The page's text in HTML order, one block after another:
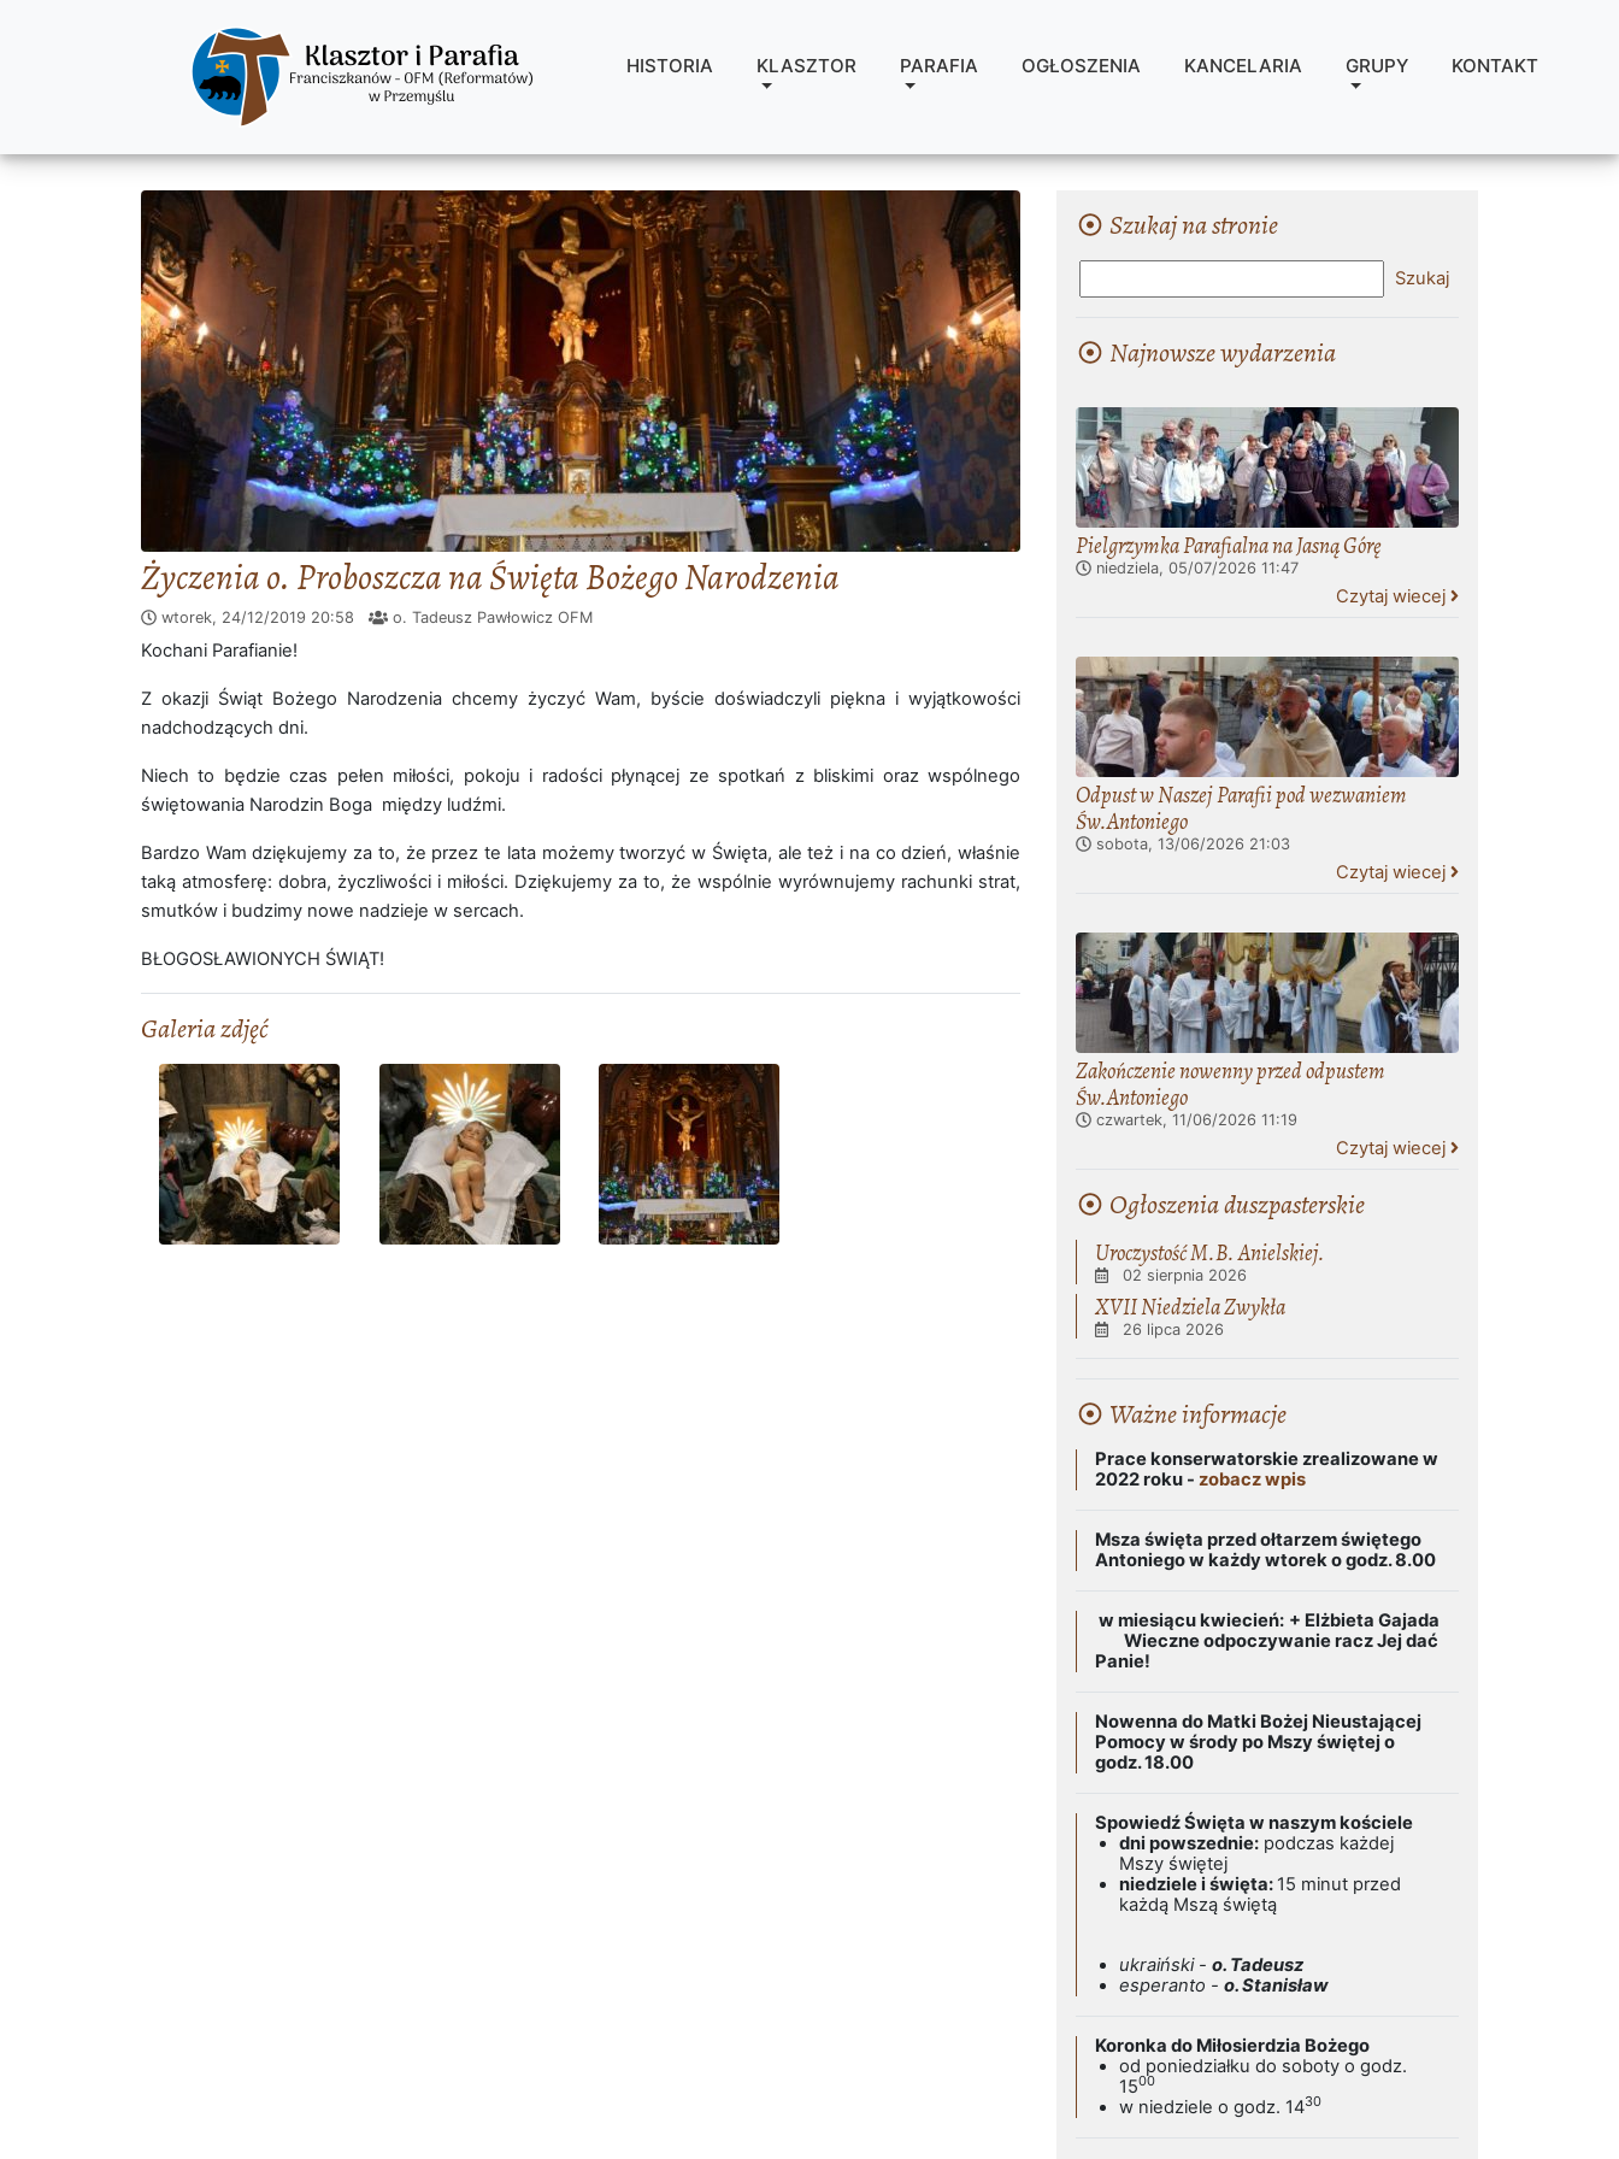
HISTORIA KLASZTOR PARAFIA OGŁOSZENIA KANCELARIA GRUPY KONTAKT
Życzenia o. Proboszcza na Święta Bożego Narodzenia
wtorek, 24/12/2019 20:58 o. Tadeusz Pawłowicz OFM
Kochani Parafianie!
Z okazji Świąt Bożego Narodzenia chcemy życzyć Wam, byście doświadczyli piękna i wyjątkowości
nadchodzących dni.
Niech to będzie czas pełen miłości, pokoju i radości płynącej ze spotkań z bliskimi oraz wspólnego
świętowania Narodzin Boga między ludźmi.
Bardzo Wam dziękujemy za to, że przez te lata możemy tworzyć w Święta, ale też i na co dzień, właśnie
taką atmosferę: dobra, życzliwości i miłości. Dziękujemy za to, że wspólnie wyrównujemy rachunki strat,
smutków i budzimy nowe nadzieje w sercach.
BŁOGOSŁAWIONYCH ŚWIĄT!
Galeria zdjęć
Szukaj na stronie
Najnowsze wydarzenia
Pielgrzymka Parafialna na Jasną Górę
niedziela, 05/07/2026 11:47
Czytaj wiecej
Odpust w Naszej Parafii pod wezwaniem
Św.Antoniego
sobota, 13/06/2026 21:03
Czytaj wiecej
Zakończenie nowenny przed odpustem
Św.Antoniego
czwartek, 11/06/2026 11:19
Czytaj wiecej
Ogłoszenia duszpasterskie
Uroczystość M.B. Anielskiej.
02 sierpnia 2026
XVII Niedziela Zwykła
26 lipca 2026
Ważne informacje
Prace konserwatorskie zrealizowane w
2022 roku - zobacz wpis
Msza święta przed ołtarzem świętego
Antoniego w każdy wtorek o godz. 8.00
w miesiącu kwiecień: + Elżbieta Gajada
Wieczne odpoczywanie racz Jej dać
Panie!
Nowenna do Matki Bożej Nieustającej
Pomocy w środy po Mszy świętej o
godz. 18.00
Spowiedź Święta w naszym kościele
dni powszednie: podczas każdej
Mszy świętej
niedziele i święta: 15 minut przed
każdą Mszą świętą
ukraiński - o. Tadeusz
esperanto - o. Stanisław
Koronka do Miłosierdzia Bożego
od poniedziałku do soboty o godz.
1500
w niedziele o godz. 1430